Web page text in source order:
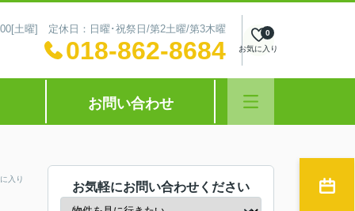
土曜] 定休日：日曜･祝祭日/第2土曜/第3木曜
018-862-8684 お気に入り
0
お問い合わせ
入り
お気軽にお問い合わせください